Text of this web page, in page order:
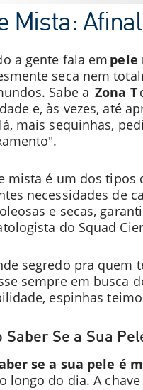
Mista:
a gente fala em pele
seca nem
Sabe aZona T
e, às vezes, até
mais sequinhas,
mista é um dos tipos
necessidades de
e secas,
do Squad
segredo pra quem
sempre em busca
espinhas
Saber Se a Sua
se a sua pele é
longo do dia. A